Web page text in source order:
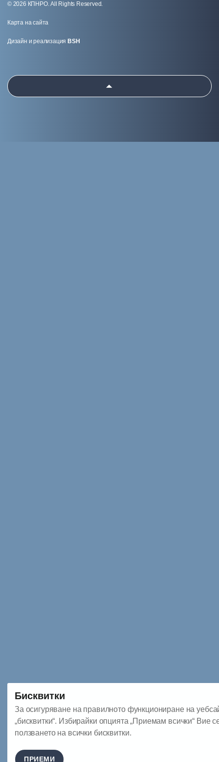
© 2026 КПНРО. All Rights Reserved.
Карта на сайта
Дизайн и реализация BSH
Бисквитки
За осигуряване на правилното функциониране на
„бисквитки“. Избирайки опцията „Приемам всички“ Вие
ползването на всички бисквитки.
ПРИЕМИ